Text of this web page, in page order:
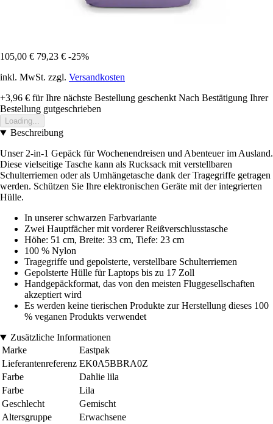
105,00 € 79,23 € -25%
inkl. MwSt. zzgl. Versandkosten
+3,96 € für Ihre nächste Bestellung geschenkt Nach Bestätigung Ihrer
Bestellung gutgeschrieben
Loading...
Beschreibung
Unser 2-in-1 Gepäck für Wochenendreisen und Abenteuer im Ausland.
Diese vielseitige Tasche kann als Rucksack mit verstellbaren
Schulterriemen oder als Umhängetasche dank der Tragegriffe getragen
werden. Schützen Sie Ihre elektronischen Geräte mit der integrierten
Hülle.
In unserer schwarzen Farbvariante
Zwei Hauptfächer mit vorderer Reißverschlusstasche
Höhe: 51 cm, Breite: 33 cm, Tiefe: 23 cm
100 % Nylon
Tragegriffe und gepolsterte, verstellbare Schulterriemen
Gepolsterte Hülle für Laptops bis zu 17 Zoll
Handgepäckformat, das von den meisten Fluggesellschaften
akzeptiert wird
Es werden keine tierischen Produkte zur Herstellung dieses 100
% veganen Produkts verwendet
Zusätzliche Informationen
Marke
Eastpak
Lieferantenreferenz EK0A5BBRA0Z
Farbe
Dahlie lila
Farbe
Lila
Geschlecht
Gemischt
Altersgruppe
Erwachsene